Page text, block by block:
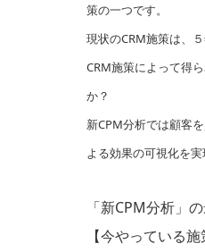
策の一つです。
現状のCRM施策は、
CRM施策によって得
か？
新CPM分析では顧客
よる効果の可視化を実
「新CPM分析」
【今やっている